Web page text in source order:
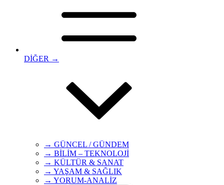
DİĞER →
→ GÜNCEL / GÜNDEM
→ BİLİM – TEKNOLOJİ
→ KÜLTÜR & SANAT
→ YAŞAM & SAĞLIK
→ YORUM-ANALİZ